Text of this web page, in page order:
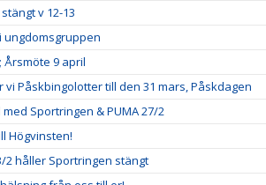
v 12-13
ungdomsgruppen
Årsmöte 9 april
vi Påskbingolotter till den 31 mars, Påskdagen
med Sportringen & PUMA 27/2
Högvinsten!
2 håller Sportringen stängt